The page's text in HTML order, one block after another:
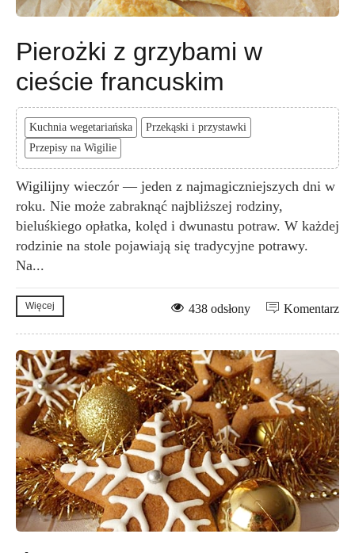
Pierożki z grzybami w
cieście francuskim
Kuchnia wegetariańska
Przekąski i przystawki
Przepisy na Wigilie
Wigilijny wieczór — jeden z najmagiczniejszych dni w
roku. Nie może zabraknąć najbliższej rodziny,
bieluśkiego opłatka, kolęd i dwunastu potraw. W każdej
rodzinie na stole pojawiają się tradycyjne potrawy.
Na...
Więcej Komentarz
438 odsłony